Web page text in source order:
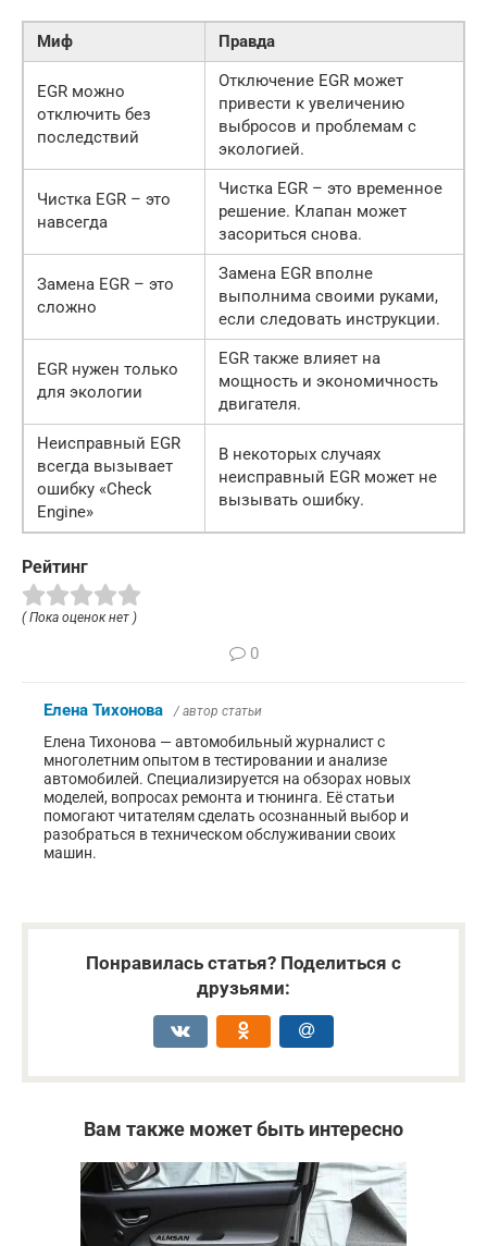
Миф Правда
EGR можно
отключить без
последствий
Отключение EGR может
привести к увеличению
выбросов и проблемам с
экологией.
Чистка EGR – это
навсегда
Чистка EGR – это временное
решение. Клапан может
засориться снова.
Замена EGR – это
сложно
Замена EGR вполне
выполнима своими руками,
если следовать инструкции.
EGR нужен только
для экологии
EGR также влияет на
мощность и экономичность
двигателя.
Неисправный EGR
всегда вызывает
ошибку «Check
Engine»
В некоторых случаях
неисправный EGR может не
вызывать ошибку.
Рейтинг
( Пока оценок нет )
0
Елена Тихонова / автор статьи
Елена Тихонова — автомобильный журналист с
многолетним опытом в тестировании и анализе
автомобилей. Специализируется на обзорах новых
моделей, вопросах ремонта и тюнинга. Её статьи
помогают читателям сделать осознанный выбор и
разобраться в техническом обслуживании своих
машин.
Понравилась статья? Поделиться с
друзьями:
Вам также может быть интересно